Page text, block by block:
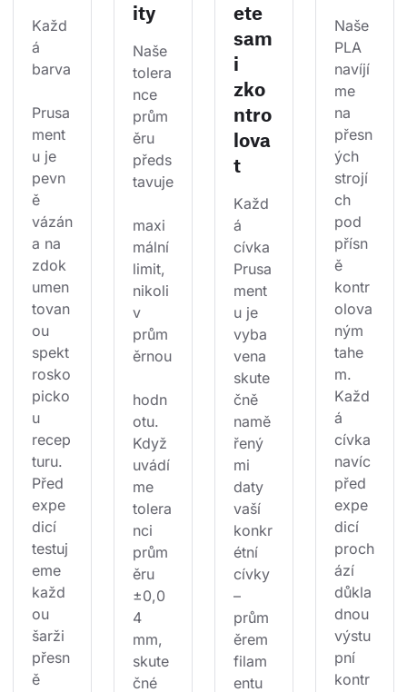
Každ
á
barva
Prusa
ment
u je
pevn
ě
vázán
a na
zdok
umen
tovan
ou
spekt
rosko
picko
u
recep
turu.
Před
expe
dicí
testuj
eme
každ
ou
šarži
přesn
ě
ity
Naše
tolera
nce
prům
ěru
předs
tavuje
maxi
mální
limit,
nikoli
v
prům
ěrnou
hodn
otu.
Když
uvádí
me
tolera
nci
prům
ěru
±0,0
4
mm,
skute
čné
ete
sam
i
zko
ntro
lova
t
Každ
á
cívka
Prusa
ment
u je
vyba
vena
skute
čně
namě
řený
mi
daty
vaší
konkr
étní
cívky
–
prům
ěrem
filam
entu
Naše
PLA
navíjí
me
na
přesn
ých
strojí
ch
pod
přísn
ě
kontr
olova
ným
tahe
m.
Každ
á
cívka
navíc
před
expe
dicí
proch
ází
důkla
dnou
výstu
pní
kontr